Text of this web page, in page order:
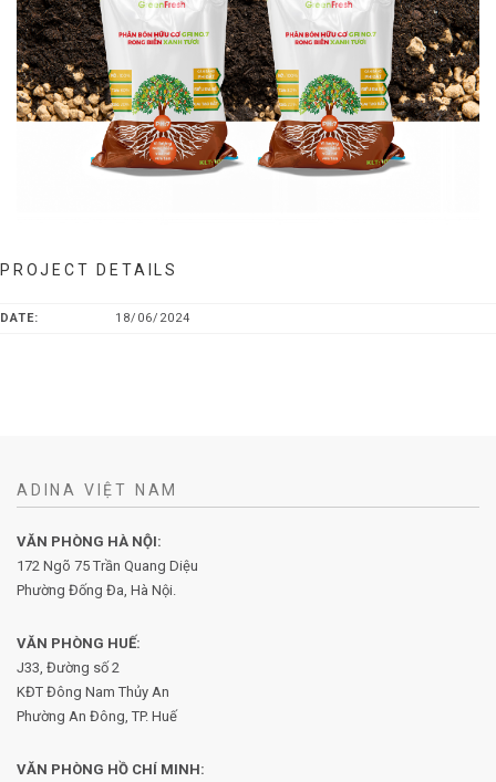
PROJECT DETAILS
DATE: 18/06/2024
ADINA VIỆT NAM
VĂN PHÒNG HÀ NỘI:
172 Ngõ 75 Trần Quang Diệu
Phường Đống Đa, Hà Nội.
VĂN PHÒNG HUẾ:
J33, Đường số 2
KĐT Đông Nam Thủy An
Phường An Đông, TP. Huế
VĂN PHÒNG HỒ CHÍ MINH: